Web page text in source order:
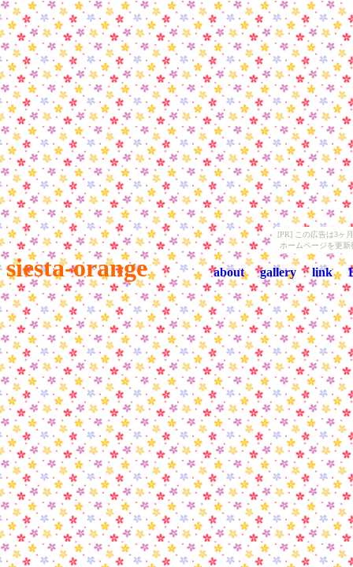
[PR] この広告は3ヶ
ホームページを更
siesta-orange aboutgallery link